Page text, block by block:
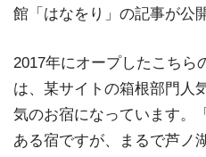
館「はなをり」の記事が公
2017年にオープしたこちら
は、某サイトの箱根部門人
気のお宿になっています。
ある宿ですが、まるで芦ノ